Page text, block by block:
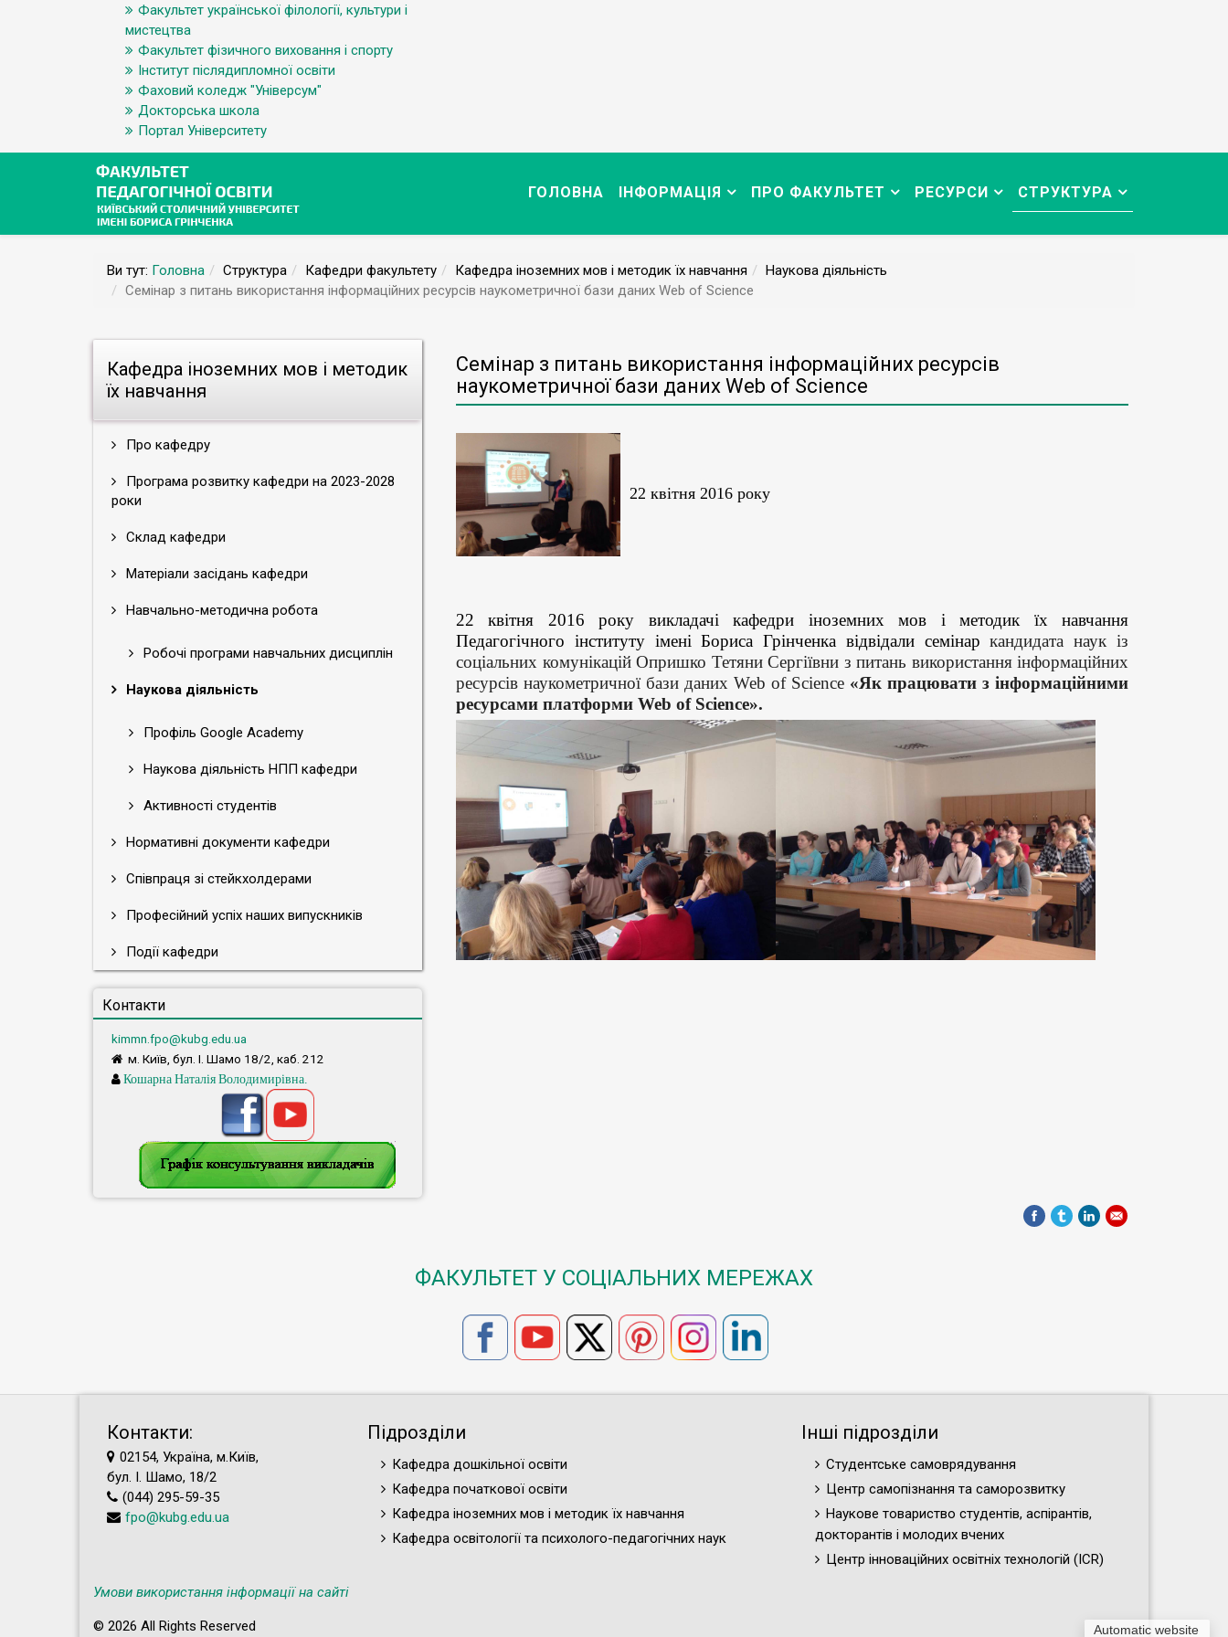
Факультет української філології, культури і
мистецтва
Факультет фізичного виховання і спорту
Інститут післядипломної освіти
Фаховий коледж "Універсум"
Докторська школа
Портал Університету
ГОЛОВНА ІНФОРМАЦІЯ ПРО ФАКУЛЬТЕТ РЕСУРСИ СТРУКТУРА
Ви тут: Головна Структура Кафедри факультету Кафедра іноземних мов і методик їх навчання
Наукова діяльність
Семінар з питань використання інформаційних ресурсів наукометричної бази даних Web of Science
Кафедра іноземних мов і методик
їх навчання
Про кафедру
Програма розвитку кафедри на 2023-2028
роки
Склад кафедри
Матеріали засідань кафедри
Навчально-методична робота
Робочі програми навчальних дисциплін
Наукова діяльність
Профіль Google Academy
Наукова діяльність НПП кафедри
Активності студентів
Нормативні документи кафедри
Співпраця зі стейкхолдерами
Професійний успіх наших випускників
Події кафедри
Контакти
kimmn.fpo@kubg.edu.ua
м. Київ, бул. І. Шамо 18/2, каб. 212
Кошарна Наталія Володимирівна.
Семінар з питань використання інформаційних ресурсів
наукометричної бази даних Web of Science
22 квітня 2016 року
22 квітня 2016 року викладачі кафедри іноземних мов і методик їх навчання
Педагогічного інституту імені Бориса Грінченка відвідали семінаркандидата наук із
соціальних комунікацій Опришко ТетяниСергіївни з питань використання інформаційних
ресурсів наукометричної бази даних Web of Science «Як працювати з інформаційними
ресурсами платформи Web of Science».
Automatic website
ФАКУЛЬТЕТ У СОЦІАЛЬНИХ МЕРЕЖАХ
Контакти:
02154, Україна, м.Київ,
бул. І. Шамо, 18/2
(044) 295-59-35
fpo@kubg.edu.ua
Підрозділи
Кафедра дошкільної освіти
Кафедра початкової освіти
Кафедра іноземних мов і методик їх навчання
Кафедра освітології та психолого-педагогічних наук
Інші підрозділи
Студентське самоврядування
Центр самопізнання та саморозвитку
Наукове товариство студентів, аспірантів,
докторантів і молодих вчених
Центр інноваційних освітніх технологій (ICR)
Умови використання інформації на сайті
© 2026 All Rights Reserved